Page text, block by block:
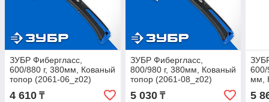
ЗУБР Фибергласс,
600/880 г, 380мм, Кованый
топор (2061-06_z02)
4 610 ₸
ЗУБР Фибергласс,
800/980 г, 380мм, Кованый
топор (2061-08_z02)
5 030₸
600/
мм,
5